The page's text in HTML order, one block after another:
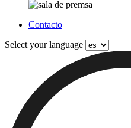
Contacto
Select your language